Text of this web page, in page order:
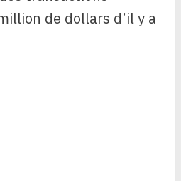
de dollars d’il y a